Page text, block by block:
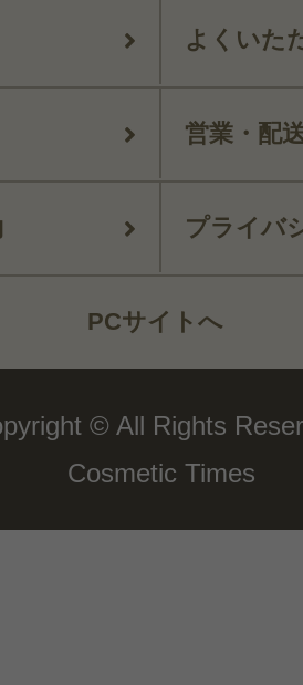
よくいた
営業・配
プライバ
PCサイトへ
© All Rights
Cosmetic Times